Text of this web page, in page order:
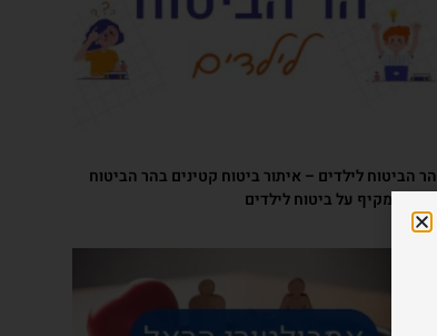
הר הביטוח לילדים – איתור ביטוח קטינים בהר הביטוח
והסבר מקיף על ביטוח לילדים